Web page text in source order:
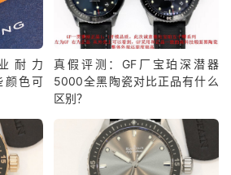
耐力
颜色可
真假评测：GF厂宝珀深潜器
5000全黑陶瓷对比正品有什么
区别？